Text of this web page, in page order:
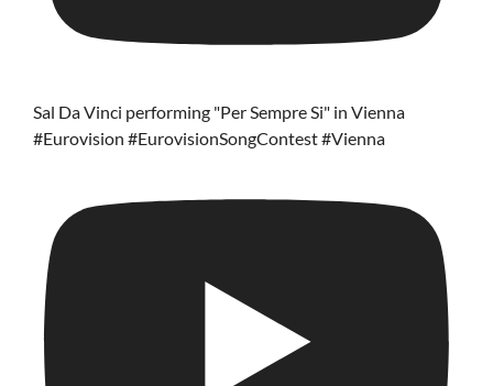
Sal Da Vinci performing "Per Sempre Si" in Vienna
#Eurovision #EurovisionSongContest #Vienna